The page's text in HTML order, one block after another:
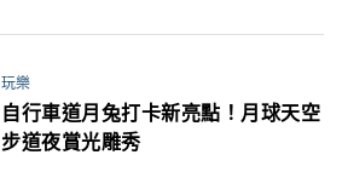
玩樂
自行車道月兔打卡新亮點！月球天空
步道夜賞光雕秀